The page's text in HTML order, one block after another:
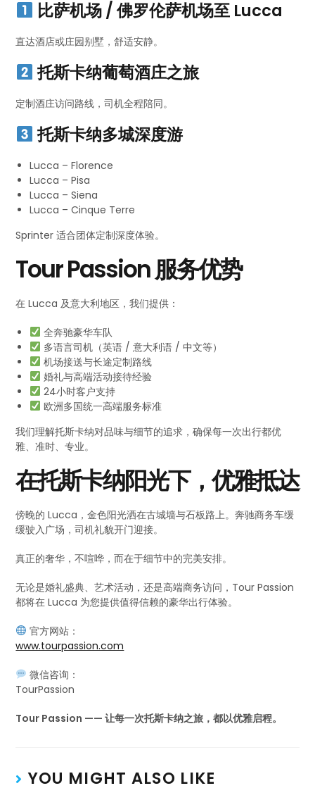
比萨机场 / 佛罗伦萨机场至 Lucca
直达酒店或庄园别墅，舒适安静。
托斯卡纳葡萄酒庄之旅
定制酒庄访问路线，司机全程陪同。
托斯卡纳多城深度游
Lucca – Florence
Lucca – Pisa
Lucca – Siena
Lucca – Cinque Terre
Sprinter 适合团体定制深度体验。
Tour Passion 服务优势
在 Lucca 及意大利地区，我们提供：
全奔驰豪华车队
多语言司机（英语 / 意大利语 / 中文等）
机场接送与长途定制路线
婚礼与高端活动接待经验
24小时客户支持
欧洲多国统一高端服务标准
我们理解托斯卡纳对品味与细节的追求，确保每一次出行都优
雅、准时、专业。
在托斯卡纳阳光下，优雅抵达
傍晚的 Lucca，金色阳光洒在古城墙与石板路上。奔驰商务车缓
缓驶入广场，司机礼貌开门迎接。
真正的奢华，不喧哗，而在于细节中的完美安排。
无论是婚礼盛典、艺术活动，还是高端商务访问，Tour Passion
都将在 Lucca 为您提供值得信赖的豪华出行体验。
官方网站：
www.tourpassion.com
微信咨询：
TourPassion
Tour Passion —— 让每一次托斯卡纳之旅，都以优雅启程。
YOU MIGHT ALSO LIKE